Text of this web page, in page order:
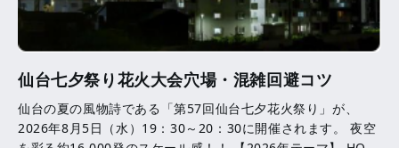
仙台七夕祭り花火大会穴場・混雑回避コツ
仙台の夏の風物詩である「第57回仙台七夕花火祭り」が、
2026年8月5日（水）19：30～20：30に開催されます。 夜空